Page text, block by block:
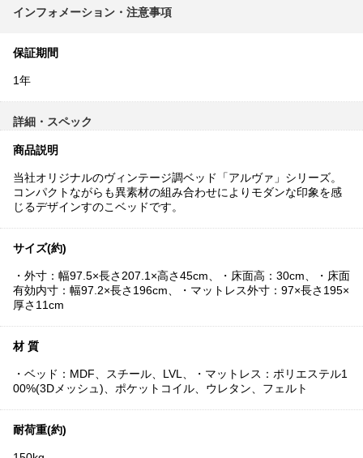
インフォメーション・注意事項
保証期間
1年
詳細・スペック
商品説明
当社オリジナルのヴィンテージ調ベッド「アルヴァ」シリーズ。
コンパクトながらも異素材の組み合わせによりモダンな印象を感
じるデザインすのこベッドです。
サイズ(約)
・外寸：幅97.5×長さ207.1×高さ45cm、・床面高：30cm、・床面
有効内寸：幅97.2×長さ196cm、・マットレス外寸：97×長さ195×
厚さ11cm
材 質
・ベッド：MDF、スチール、LVL、・マットレス：ポリエステル1
00%(3Dメッシュ)、ポケットコイル、ウレタン、フェルト
耐荷重(約)